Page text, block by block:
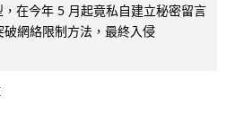
在今年 5 月起竟私自建立秘密留言
網絡限制方法，最終入侵